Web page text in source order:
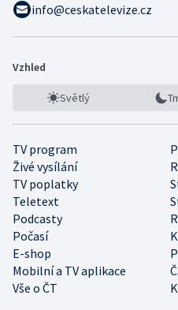
info@ceskatelevize.cz
Vzhled
Světlý
TV program
Živé vysílání
TV poplatky
Teletext
Podcasty
Počasí
E-shop
Mobilní a TV aplikace
Vše o ČT